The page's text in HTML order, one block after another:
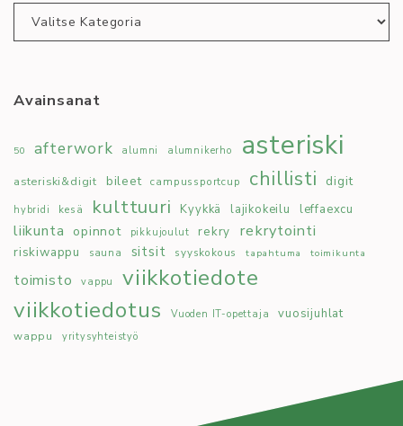
Kategoriat
Avainsanat
50 afterwork alumni alumnikerho asteriski
asteriski&digit bileet campussportcup chillisti digit
hybridi kesä kulttuuri Kyykkä lajikokeilu leffaexcu
liikunta opinnot pikkujoulut rekry rekrytointi
riskiwappu sauna sitsit syyskokous tapahtuma toimikunta
toimisto vappu
viikkotiedote
viikkotiedotus
Vuoden IT-opettaja vuosijuhlat
wappu yritysyhteistyö